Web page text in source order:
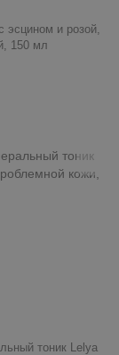
эсцином и розой,
150 мл
тоник Lelya